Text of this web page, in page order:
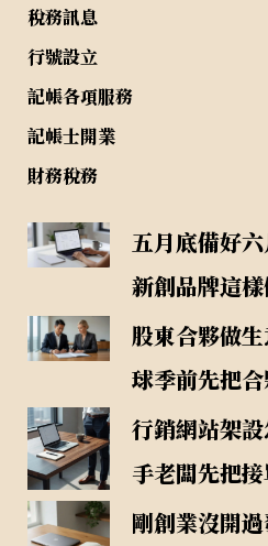
稅務訊息
行號設立
記帳各項服務
記帳士開業
財務稅務
五月底備好六
新創品牌這
股東合夥做
球季前先把
行銷網站架
手老闆先把
剛創業沒開